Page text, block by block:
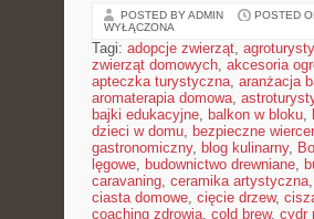
POSTED BY ADMIN POSTED
WYŁĄCZONA
Tagi: adopcje zwierząt,
zwierząt domowych, akcesoria
apteczka turystyczna, aranżacja
aromaterapia domowa,
bajki edukacyjne, balkon w bloku,
dzieci w domu, bezpieczne
gastronomiczny, blog kulinarny,
lęgowe, budownictwo drewniane,
caravaning, ceramika artystyczna,
ciasta domowe, cięcie drzew,
coaching zdrowia, cold brew, cydr